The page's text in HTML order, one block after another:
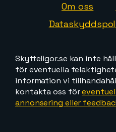
Om oss
Skytteligor.se kan inte
för eventuella
information vi
kontakta oss för
annonsering eller